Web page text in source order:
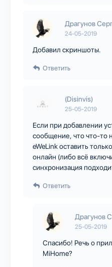
Драгунов
24-05-2019
Добавил скриншоты.
Ответить
(Disinvis)
25-05-2019
Если при добавлении
сообщение, что что-то
eWeLink оставить
онлайн (либо всё
синхронизация
Ответить
Драгунов
25-05-2019
Спасибо! Речь о
MiHome?